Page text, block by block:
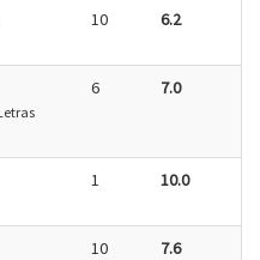
10 6.2
6 7.0
1 10.0
10 7.6